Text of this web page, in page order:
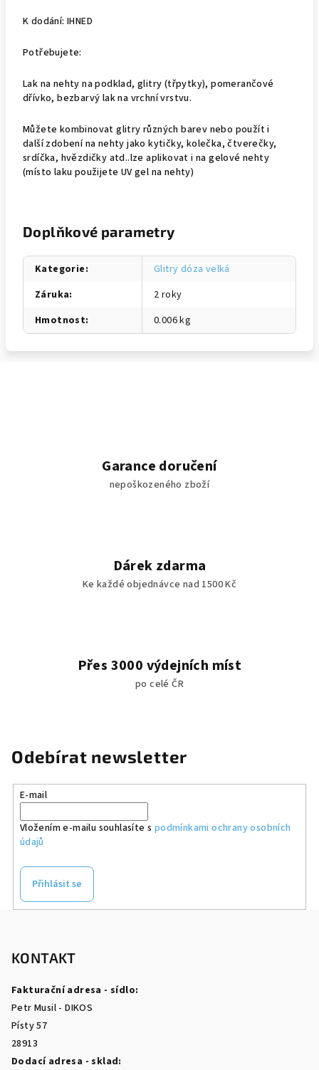
K dodání: IHNED
Potřebujete:
Lak na nehty na podklad, glitry (třpytky), pomerančové
dřívko, bezbarvý lak na vrchní vrstvu.
Můžete kombinovat glitry různých barev nebo použít i
další zdobení na nehty jako kytičky, kolečka, čtverečky,
srdíčka, hvězdičky atd..lze aplikovat i na gelové nehty
(místo laku použijete UV gel na nehty)
Doplňkové parametry
Kategorie:
Glitry dóza velká
Záruka:
2 roky
Hmotnost: 0.006 kg
Garance doručení
nepoškozeného zboží
Dárek zdarma
Ke každé objednávce nad 1500 Kč
Přes 3000 výdejních míst
po celé ČR
Odebírat newsletter
E-mail
Vložením e-mailu souhlasíte s podmínkami ochrany osobních
údajů
Přihlásit se
KONTAKT
Fakturační adresa - sídlo:
Petr Musil - DIKOS
Písty 57
28913
Dodací adresa - sklad: